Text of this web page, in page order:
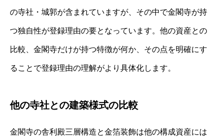
の寺社・城郭が含まれていますが、その中で金閣寺が持
つ独自性が登録理由の要となっています。他の資産との
比較、金閣寺だけが持つ特徴が何か、その点を明確にす
ることで登録理由の理解がより具体化します。
他の寺社との建築様式の比較
金閣寺の舎利殿三層構造と金箔装飾は他の構成資産には